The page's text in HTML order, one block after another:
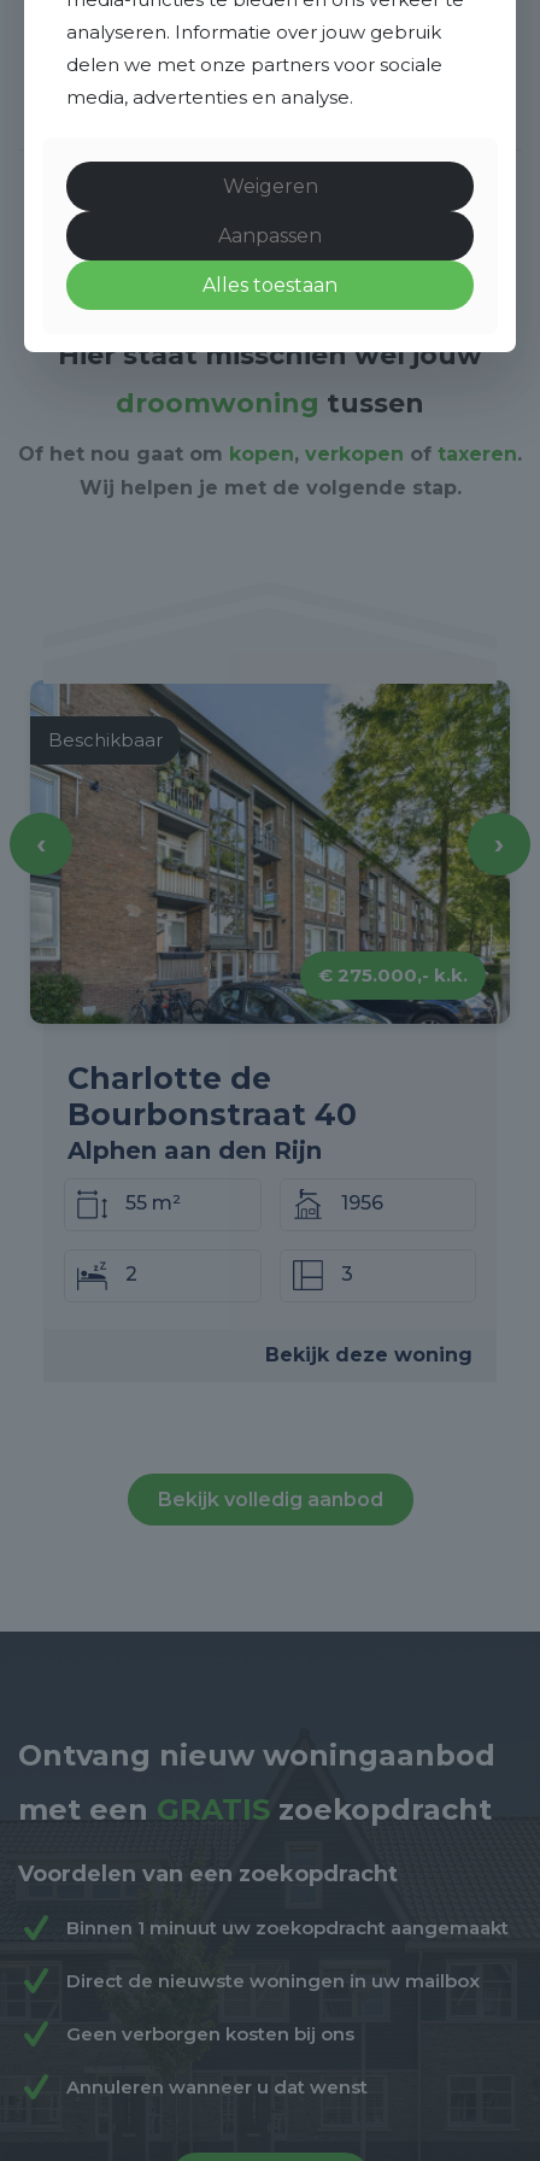
Verkoop, verhuur, aankoop, taxatie en
waardebepalingen. Bestaande
Hier staat misschien wel jouw
droomwoning tussen
Of het nou gaat om kopen, verkopen of taxeren.
Wij helpen je met de volgende stap.
Beschikbaar
€ 275.000,- k.k.
Charlotte de
Bourbonstraat 40
Alphen aan den Rijn
55 m² 1956
2 3
Bekijk deze woning
‹ ›
Bekijk volledig aanbod
Ontvang nieuw woningaanbod
met een GRATIS zoekopdracht
Voordelen van een zoekopdracht
Binnen 1 minuut uw zoekopdracht aangemaakt
Direct de nieuwste woningen in uw mailbox
Geen verborgen kosten bij ons
Annuleren wanneer u dat wenst
analyseren. Informatie over jouw gebruik
delen we met onze partners voor sociale
media, advertenties en analyse.
Weigeren
Aanpassen
Alles toestaan